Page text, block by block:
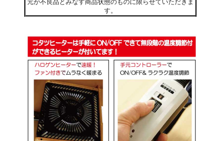
元が不良品とみなす商品状態のものに限らせていただきま
す。